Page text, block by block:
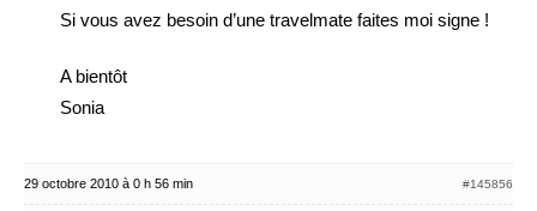
Si vous avez besoin d’une travelmate faites moi signe !
A bientôt
Sonia
29 octobre 2010 à 0 h 56 min #145856